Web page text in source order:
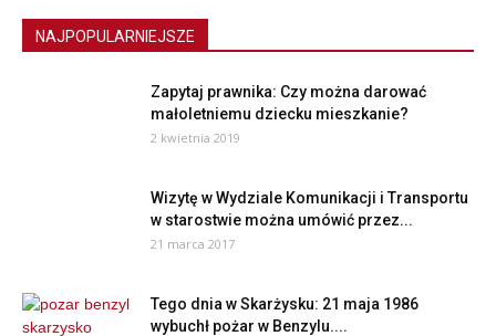
NAJPOPULARNIEJSZE
Zapytaj prawnika: Czy można darować
małoletniemu dziecku mieszkanie?
2 kwietnia 2019
Wizytę w Wydziale Komunikacji i Transportu
w starostwie można umówić przez...
21 marca 2017
Tego dnia w Skarżysku: 21 maja 1986
wybuchł pożar w Benzylu....